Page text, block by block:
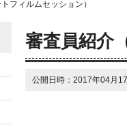
フィルムセッション）
審査員紹介
公開日時：2017年04月